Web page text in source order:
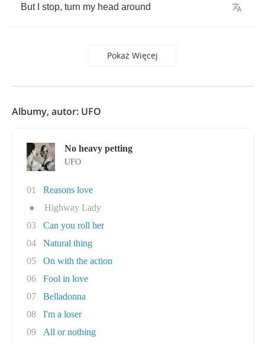
But stop, turn my head around
Pokaż Więcej
Albumy, autor: UFO
No heavy petting
UFO
01
Reasons love
●
Highway Lady
03
Can you roll her
04
Natural thing
05
On with the action
06
Fool in love
07
Belladonna
08
I'm a loser
09
All or nothing